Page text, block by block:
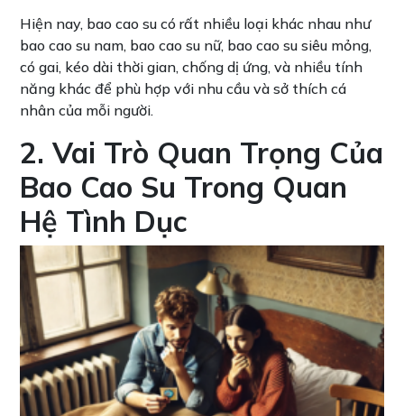
Hiện nay, bao cao su có rất nhiều loại khác nhau như
bao cao su nam, bao cao su nữ, bao cao su siêu mỏng,
có gai, kéo dài thời gian, chống dị ứng, và nhiều tính
năng khác để phù hợp với nhu cầu và sở thích cá
nhân của mỗi người.
2. Vai Trò Quan Trọng Của
Bao Cao Su Trong Quan
Hệ Tình Dục